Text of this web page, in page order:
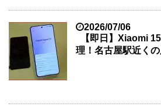
2026/07/06
【即日】Xiaomi
理！名古屋駅近く